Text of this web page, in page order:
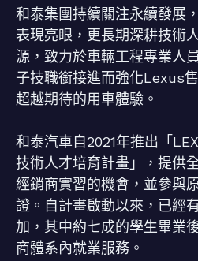
和泰集團持續關注永續發展
表現亮眼，更長期深耕技術
源，致力於車輛工程專業人
子技職銜接進而強化Lexus
超越期待的用車體驗。
和泰汽車自2021年推出「
技術人才培育計畫」，提供
經銷商實習的機會，並參與
證。自計畫啟動以來，已經
加，其中約七成的學生畢業
商體系內就業服務。